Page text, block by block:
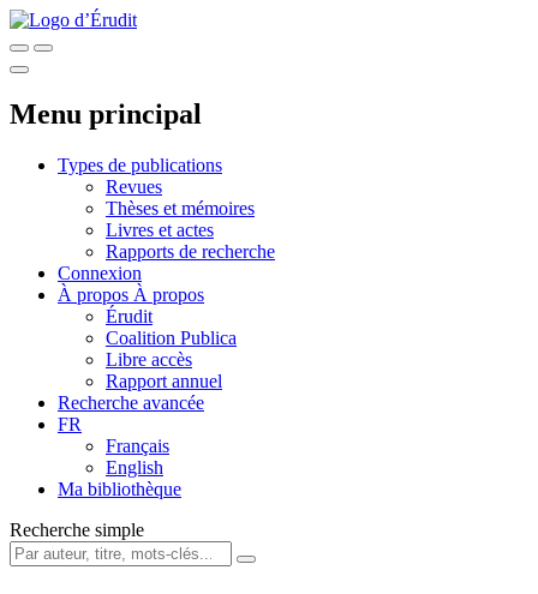
Menu principal
Types de publications
Revues
Thèses et mémoires
Livres et actes
Rapports de recherche
Connexion
À propos À propos
Érudit
Coalition Publica
Libre accès
Rapport annuel
Recherche avancée
FR
Français
English
Ma bibliothèque
Recherche simple